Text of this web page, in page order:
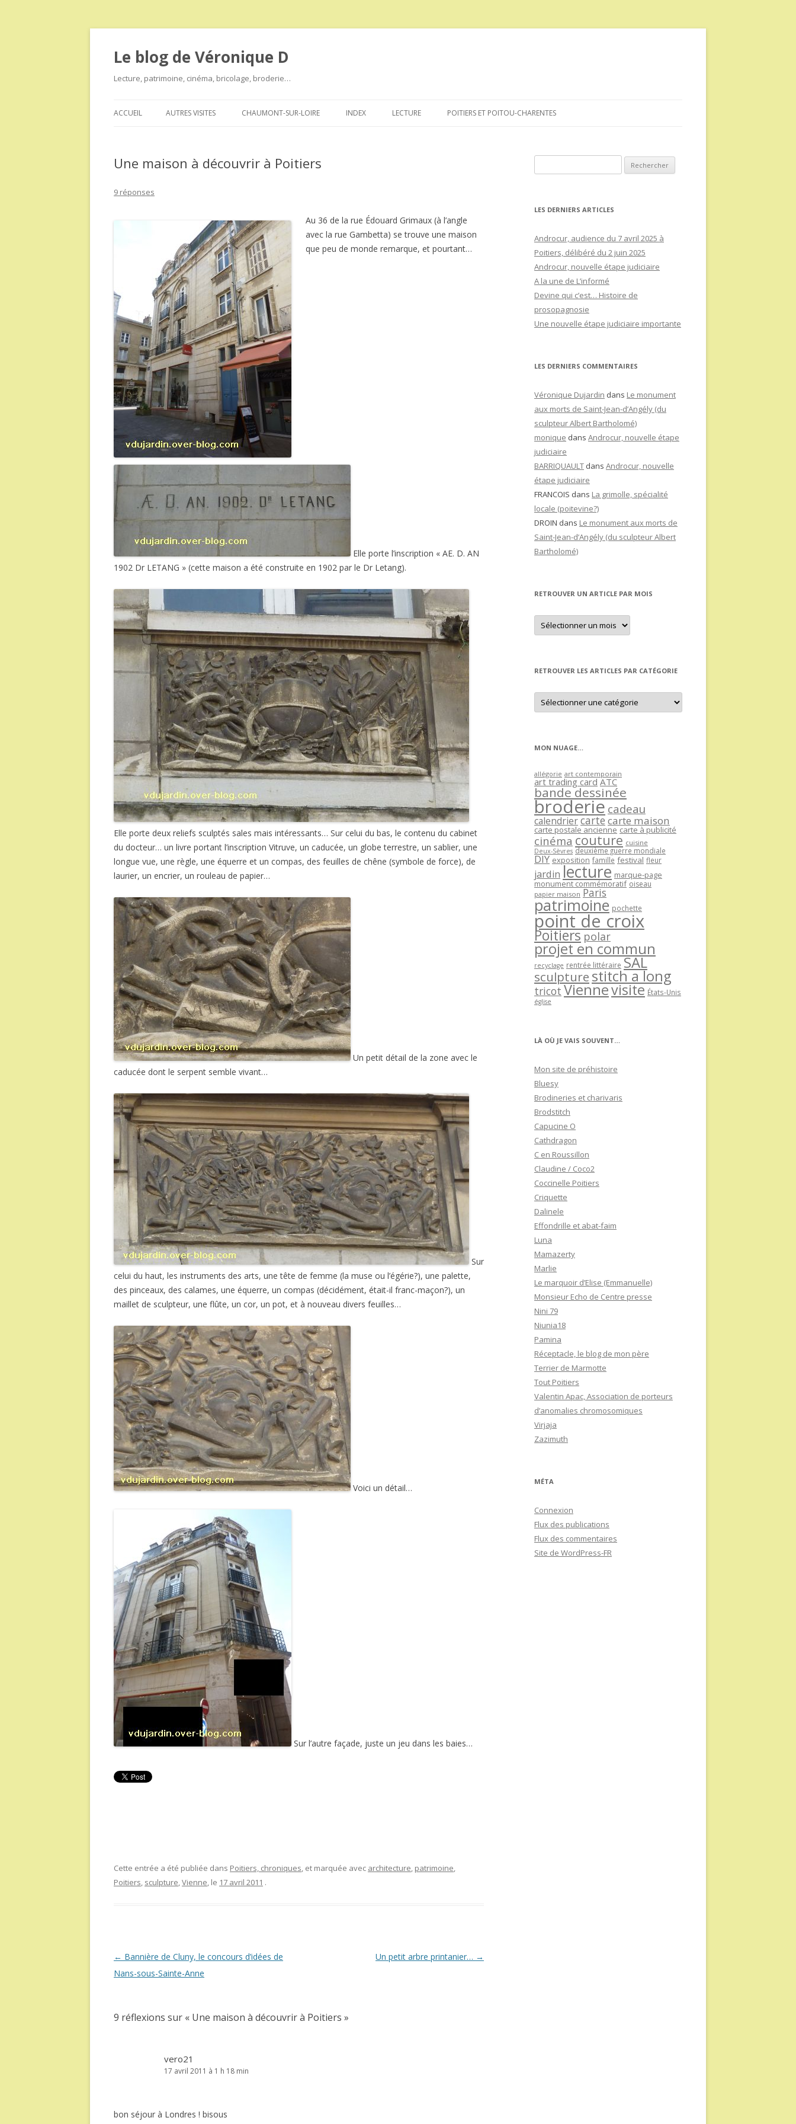
Le blog de Véronique D
Lecture, patrimoine, cinéma, bricolage, broderie…
au
ACCUEIL AUTRES VISITES CHAUMONT-SUR-LOIRE INDEX LECTURE POITIERS ET POITOU-CHARENTES
Une maison à découvrir à Poitiers
9 réponses
Au 36 de la rue Édouard Grimaux (à l’angle
avec la rue Gambetta) se trouve une maison
que peu de monde remarque, et pourtant…
Elle porte l’inscription « AE. D. AN
1902 Dr LETANG » (cette maison a été construite en 1902 par le Dr Letang).
Elle porte deux reliefs sculptés sales mais intéressants… Sur celui du bas, le contenu du cabinet
du docteur… un livre portant l’inscription Vitruve, un caducée, un globe terrestre, un sablier, une
longue vue, une règle, une équerre et un compas, des feuilles de chêne (symbole de force), de
laurier, un encrier, un rouleau de papier…
Un petit détail de la zone avec le
caducée dont le serpent semble vivant…
Sur
celui du haut, les instruments des arts, une tête de femme (la muse ou l’égérie?), une palette,
des pinceaux, des calames, une équerre, un compas (décidément, était-il franc-maçon?), un
maillet de sculpteur, une flûte, un cor, un pot, et à nouveau divers feuilles…
Voici un détail…
Sur l’autre façade, juste un jeu dans les baies…
Cette entrée a été publiée dans Poitiers, chroniques, et marquée avec architecture, patrimoine,
Poitiers, sculpture,Vienne, le 17 avril 2011 .
Navigation
des
← Bannière de Cluny, le concours d’idées de
Nans-sous-Sainte-Anne
Un petit arbre printanier… →
9 réflexions sur « Une maison à découvrir à Poitiers »
vero21
17 avril 2011 à 1 h 18 min
bon séjour à Londres ! bisous
LES DERNIERS ARTICLES
Androcur, audience du 7 avril 2025 à
Poitiers, délibéré du 2 juin 2025
Androcur, nouvelle étape judiciaire
A la une de L’informé
Devine qui c’est… Histoire de
prosopagnosie
Une nouvelle étape judiciaire importante
LES DERNIERS COMMENTAIRES
Véronique Dujardin dans Le monument
aux morts de Saint-Jean-d’Angély (du
sculpteur Albert Bartholomé)
monique dans Androcur, nouvelle étape
judiciaire
BARRIQUAULT dans Androcur, nouvelle
étape judiciaire
FRANCOIS dans La grimolle, spécialité
locale (poitevine?)
DROIN dans Le monument aux morts de
Saint-Jean-d’Angély (du sculpteur Albert
Bartholomé)
RETROUVER UN ARTICLE PAR MOIS
Retrouver
un
article
RETROUVER LES ARTICLES PAR CATÉGORIE
Retrouver
les
articles
MON NUAGE…
allégorie art contemporain
art trading card ATC
bande dessinée
broderie cadeau
calendriercartecarte maison
carte postale ancienne carte à publicité
cinéma couture cuisine
Deux-Sèvres deuxième guerre mondiale
DIY exposition famille festival fleur
jardin lecture marque-page
monument commémoratif oiseau
papier maison Paris
patrimoine pochette
point de croix
Poitiers polar
projet en commun
recyclage rentrée littéraire SAL
sculpture stitch a long
tricot Viennevisite États-Unis
église
LÀ OÙ JE VAIS SOUVENT…
Mon site de préhistoire
Bluesy
Brodineries et charivaris
Brodstitch
Capucine O
Cathdragon
C en Roussillon
Claudine / Coco2
Coccinelle Poitiers
Criquette
Dalinele
Effondrille et abat-faim
Luna
Mamazerty
Marlie
Le marquoir d’Elise (Emmanuelle)
Monsieur Echo de Centre presse
Nini 79
Niunia18
Pamina
Réceptacle, le blog de mon père
Terrier de Marmotte
Tout Poitiers
Valentin Apac, Association de porteurs
d’anomalies chromosomiques
Virjaja
Zazimuth
MÉTA
Connexion
Flux des publications
Flux des commentaires
Site de WordPress-FR